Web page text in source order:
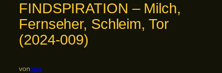
FINDSPIRATION – Milch,
Fernseher, Schleim, Tor
(2024-009)
vonspa